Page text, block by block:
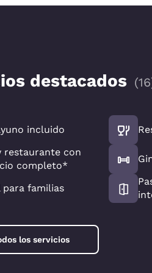
destacados (16
incluido
restaurante con
completo*
para familias
los servicios